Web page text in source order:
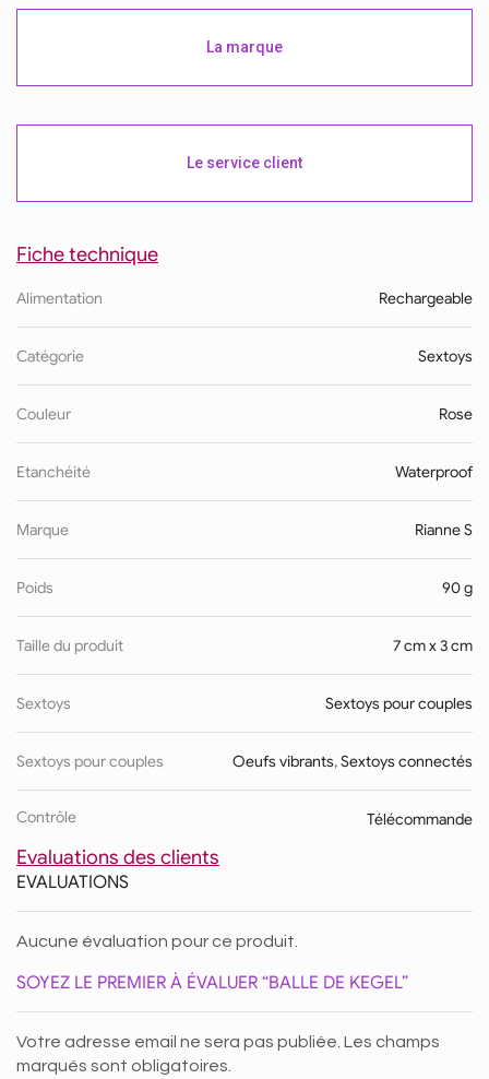
La marque
Le service client
Fiche technique
Alimentation Rechargeable
Catégorie Sextoys
Couleur Rose
Etanchéité Waterproof
Marque Rianne S
Poids 90 g
Taille du produit 7 cm x 3 cm
Sextoys Sextoys pour couples
Sextoys pour couples Oeufs vibrants,Sextoys connectés
Contrôle Télécommande
Evaluations des clients
EVALUATIONS
Aucune évaluation pour ce produit.
SOYEZ LE PREMIER À ÉVALUER “BALLE DE KEGEL”
Votre adresse email ne sera pas publiée. Les champs
marqués sont obligatoires.